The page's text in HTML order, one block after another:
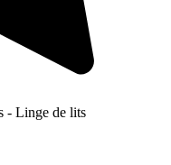
- Linge de lits